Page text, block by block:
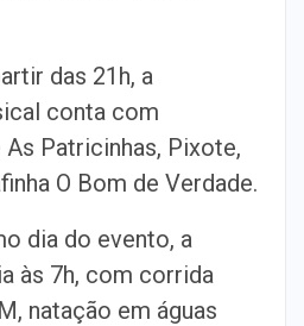
das 21h, a
conta com
Patricinhas, Pixote,
O Bom de Verdade.
dia do evento, a
às 7h, com corrida
natação em águas